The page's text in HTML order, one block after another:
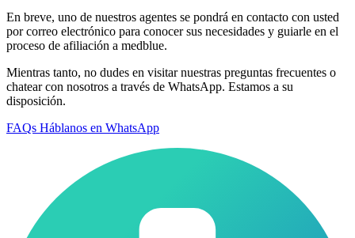
En breve, uno de nuestros agentes se pondrá en contacto con usted
por correo electrónico para conocer sus necesidades y guiarle en el
proceso de afiliación a medblue.
Mientras tanto, no dudes en visitar nuestras preguntas frecuentes o
chatear con nosotros a través de WhatsApp. Estamos a su
disposición.
FAQs Háblanos en WhatsApp